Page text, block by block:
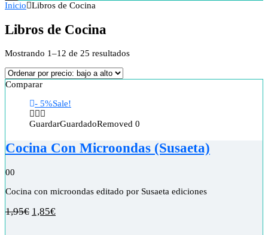
Inicio Libros de Cocina
Libros de Cocina
Mostrando 1–12 de 25 resultados
Comparar
- 5%Sale!
GuardarGuardadoRemoved 0
Cocina Con Microondas (Susaeta)
00
Cocina con microondas editado por Susaeta ediciones
1,95€ 1,85€